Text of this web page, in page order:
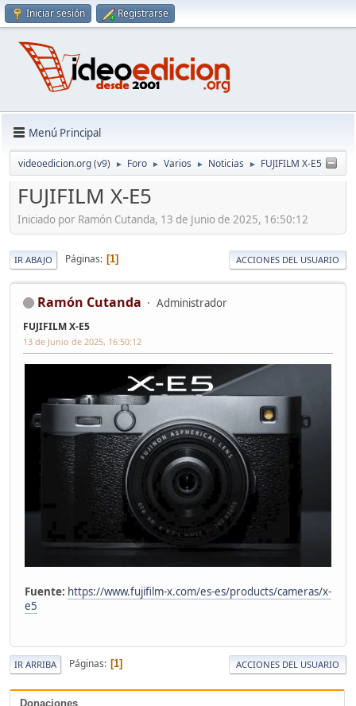
Iniciar sesión Registrarse
Menú Principal
videoedicion.org (v9) ► Foro ► Varios ► Noticias ► FUJIFILM X-E5
Donaciones
FUJIFILM X-E5
Iniciado por Ramón Cutanda, 13 de Junio de 2025, 16:50:12
IR ABAJO Páginas 1 ACCIONES DEL USUARIO
Ramón Cutanda Administrador
FUJIFILM X-E5
13 de Junio de 2025, 16:50:12
Fuente: https://www.fujifilm-x.com/es-es/products/cameras/x-
e5
IR ARRIBA Páginas 1 ACCIONES DEL USUARIO